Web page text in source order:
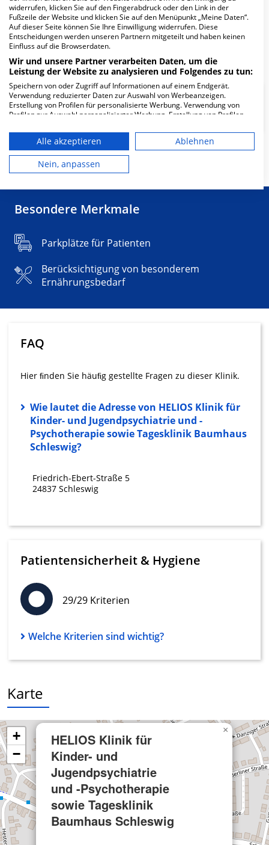
Fachabteilung suchen:
Kinder- und Jugendpsychiatrie
und -Psychotherapie
Mehr Informationen
Besondere Merkmale
Parkplätze für Patienten
Berücksichtigung von besonderem
Ernährungsbedarf
FAQ
Hier ﬁnden Sie häuﬁg gestellte Fragen zu dieser Klinik.
Wie lautet die Adresse von HELIOS Klinik für
Kinder- und Jugendpsychiatrie und -
Psychotherapie sowie Tagesklinik Baumhaus
Schleswig?
Friedrich-Ebert-Straße 5
24837 Schleswig
Patientensicherheit & Hygiene
29/29 Kriterien
Welche Kriterien sind wichtig?
Karte
HELIOS Klinik für
Kinder- und
Jugendpsychiatrie
und -Psychotherapie
sowie Tagesklinik
Baumhaus Schleswig
×
+
−
widerrufen, klicken Sie auf den Fingerabdruck oder den Link in der
Fußzeile der Website und klicken Sie auf den Menüpunkt „Meine Daten“.
Auf dieser Seite können Sie Ihre Einwilligung widerrufen. Diese
Entscheidungen werden unseren Partnern mitgeteilt und haben keinen
Einfluss auf die Browserdaten.
Wir und unsere Partner verarbeiten Daten, um die
Leistung der Website zu analysieren und Folgendes zu tun:
Speichern von oder Zugriff auf Informationen auf einem Endgerät.
Verwendung reduzierter Daten zur Auswahl von Werbeanzeigen.
Erstellung von Profilen für personalisierte Werbung. Verwendung von
Profilen zur Auswahl personalisierter Werbung. Erstellung von Profilen
personalisierter Inhalte. Messung der Werbeleistung. Messung der
Performance von Inhalten. Analyse von Zielgruppen durch Statistiken
oder Kombinationen von Daten aus verschiedenen Quellen. Entwicklung
und Verbesserung der Angebote. Verwendung reduzierter Daten zur
Auswahl von Inhalten.
die USA gesendet werden.
Ihre Einwilligung und die cookie Richtlinie gelten ausschließlich für diese
Website/App.
Wir nutzen Ihre Daten für folgende Zwecke:
Speichern von oder Zugriff auf
Informationen auf einem Endgerät
Erstellung von Profilen für personalisierte
Verwendung von Profilen zur Auswahl
Erstellung von Profilen zur Personalisierung
von Inhalten
Verwendung von Profilen zur Auswahl
Messung der Werbeleistung
verschiedenen Quellen
Entwicklung und Verbesserung der
Angebote
Verwendung reduzierter Daten zur Auswahl
Geräte anhand von aktiv angeforderten
Informationen identifizieren
Nicht-IAB-Verarbeitungszwecke:
Notwendig
Performance
Funktional
Werbung
Alle akzeptieren
Ablehnen
Nein, anpassen